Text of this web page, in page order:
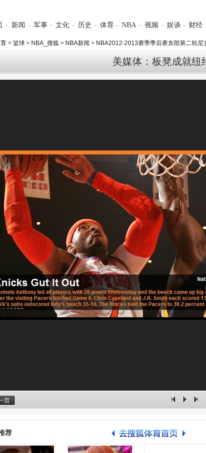
- 新闻 - 军事 - 文化 - 历史 - 体育 - NBA - 视频 - 娱谈 - 财经
> 篮球 > NBA_搜狐 > NBA新闻 > NBA2012-2013赛季季后赛东部第二轮尼
美媒体：板凳成就纽
页
荐